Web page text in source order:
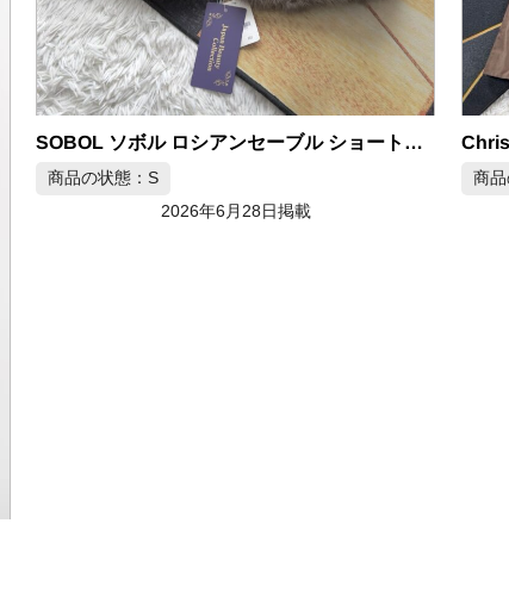
SOBOL ソボル ロシアンセーブル ショートファーコート
商品の状態：S
2026年6月28日掲載
商